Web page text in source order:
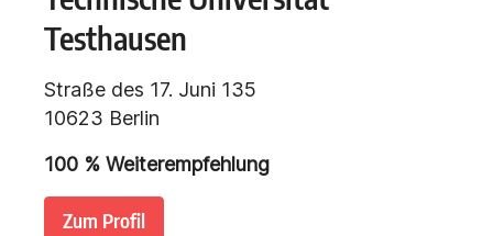
Testhausen
Straße des 17. Juni 135
10623 Berlin
100 % Weiterempfehlung
Zum Profil